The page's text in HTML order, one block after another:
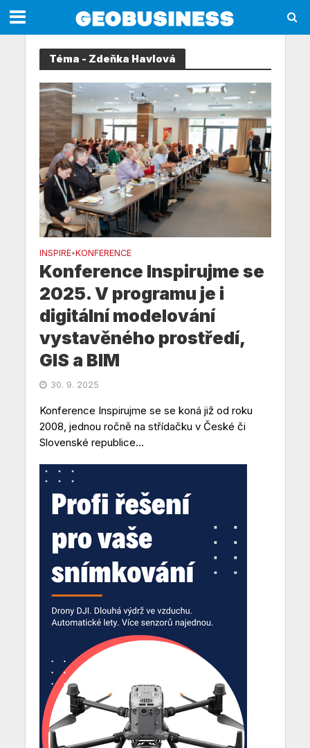
Téma - Zdeňka Havlová
INSPIRE•KONFERENCE
Konference Inspirujme se
2025. V programu je i
digitální modelování
vystavěného prostředí,
GIS a BIM
30. 9. 2025
Konference Inspirujme se se koná již od roku
2008, jednou ročně na střídačku v České či
Slovenské republice...